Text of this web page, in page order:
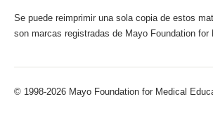
Se puede reimprimir una sola copia de estos
son marcas registradas de Mayo Foundation
© 1998-2026 Mayo Foundation for Medical